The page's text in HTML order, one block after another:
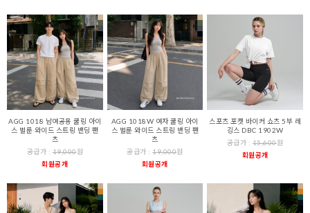
AGG 1018 남여공용 쿨링 아이
스 벌룬 와이드 스트링 밴딩 팬
츠
공급가 :19,000원
회원공개
AGG 1018W 여자 쿨링 아이
스 벌룬 와이드 스트링 밴딩 팬
츠
공급가 :19,000원
회원공개
스포츠 포켓 바이커 쇼츠 5부 레
깅스 DBC 1902W
공급가 : 15,600원
회원공개